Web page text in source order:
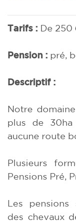
Tarifs : De 250
Pension : pré,
Descriptif :
Notre
plus de 30ha
aucune route
Plusieurs
Pensions Pré,
Les pensions
des chevaux